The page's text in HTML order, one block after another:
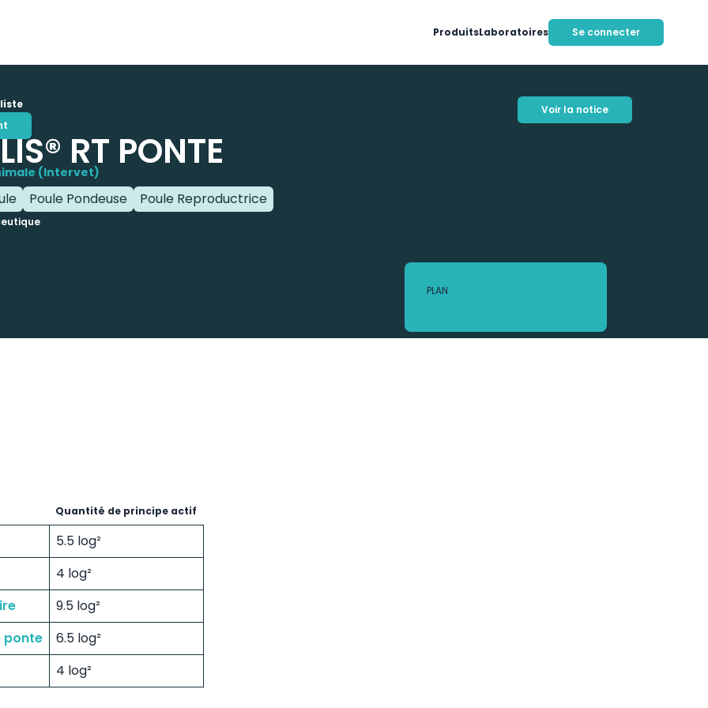
ProduitsLaboratoires Se connecter
RT PONTE
(Intervet)
Poule Pondeuse Poule Reproductrice
Voir la notice
Quantité de principe actif
5.5 log²
4 log²
9.5 log²
ponte
6.5 log²
4 log²
PLAN